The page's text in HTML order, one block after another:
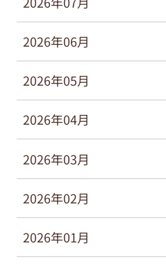
2026年06月
2026年05月
2026年04月
2026年03月
2026年02月
2026年01月